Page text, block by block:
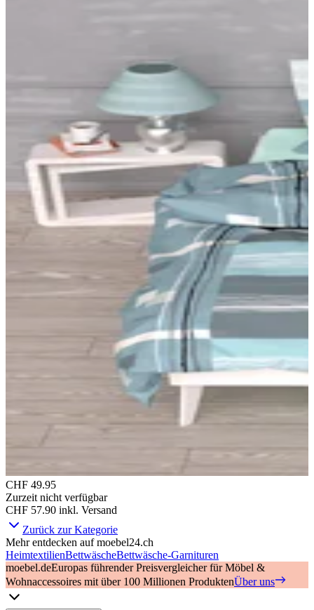
CHF 49.95
Zurzeit nicht verfügbar
CHF 57.90 inkl. Versand
Zurück zur Kategorie
Mehr entdecken auf moebel24.ch
HeimtextilienBettwäscheBettwäsche-Garnituren
moebel.deEuropas führender Preisvergleicher für Möbel &
Wohnaccessoires mit über 100 Millionen ProduktenÜber uns